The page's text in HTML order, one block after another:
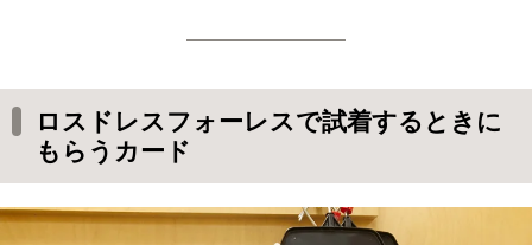
ロスドレスフォーレスで試着するときに
もらうカード